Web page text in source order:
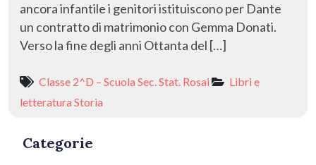
ancora infantile i genitori istituiscono per Dante
un contratto di matrimonio con Gemma Donati.
Verso la fine degli anni Ottanta del […]
Classe 2^D – Scuola Sec. Stat. Rosai
Libri e
letteratura Storia
Categorie